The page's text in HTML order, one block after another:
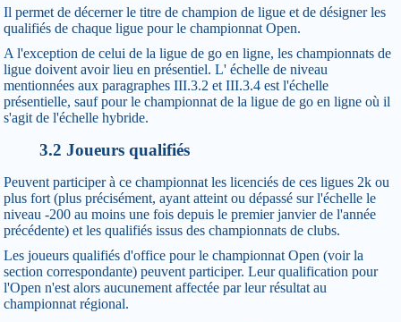
Il permet de décerner le titre de champion de ligue et de désigner les
qualifiés de chaque ligue pour le championnat Open.
A l'exception de celui de la ligue de go en ligne, les championnats de
ligue doivent avoir lieu en présentiel. L' échelle de niveau
mentionnées aux paragraphes III.3.2 et III.3.4 est l'échelle
présentielle, sauf pour le championnat de la ligue de go en ligne où il
s'agit de l'échelle hybride.
3.2 Joueurs qualifiés
Peuvent participer à ce championnat les licenciés de ces ligues 2k ou
plus fort (plus précisément, ayant atteint ou dépassé sur l'échelle le
niveau -200 au moins une fois depuis le premier janvier de l'année
précédente) et les qualifiés issus des championnats de clubs.
Les joueurs qualifiés d'office pour le championnat Open (voir la
section correspondante) peuvent participer. Leur qualification pour
l'Open n'est alors aucunement affectée par leur résultat au
championnat régional.